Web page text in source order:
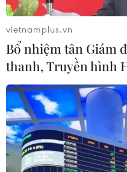
vietnamplus.vn
Bổ nhiệm tân Giám
thanh, Truyền hình